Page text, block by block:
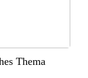
Thema